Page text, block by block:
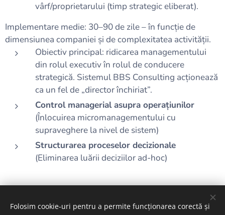
vârf/proprietarului (timp strategic eliberat).
Implementare medie: 30–90 de zile – în funcție de
dimensiunea companiei și de complexitatea activității.
Obiectiv principal: ridicarea managementului
din rolul executiv în rolul de conducere
strategică. Sistemul BBS Consulting acționează
ca un fel de „director închiriat”.
Control managerial asupra operațiunilor
(Înlocuirea micromanagementului cu
supraveghere la nivel de sistem)
Structurarea proceselor decizionale
(Eliminarea luării deciziilor ad-hoc)
A képeket biztosította:Pexels
Folosim cookie-uri pentru a permite funcționarea corectă și